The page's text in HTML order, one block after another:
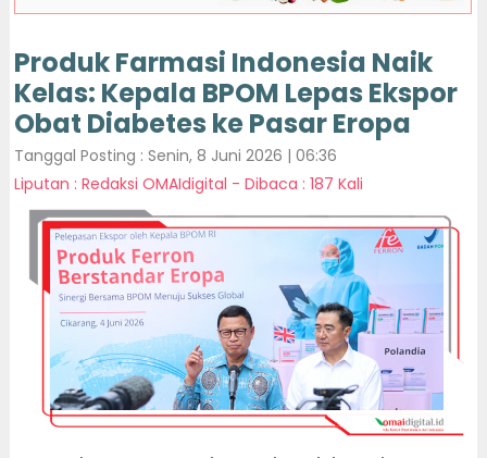
Produk Farmasi Indonesia Naik
Kelas: Kepala BPOM Lepas Ekspor
Obat Diabetes ke Pasar Eropa
Tanggal Posting : Senin, 8 Juni 2026 | 06:36
Liputan : Redaksi OMAIdigital - Dibaca : 187 Kali